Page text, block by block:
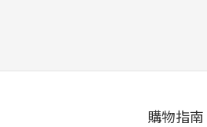
購物指南